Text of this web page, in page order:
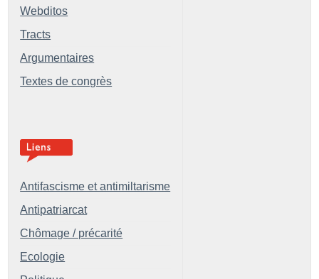
Webditos
Tracts
Argumentaires
Textes de congrès
Antifascisme et antimiltarisme
Antipatriarcat
Chômage / précarité
Ecologie